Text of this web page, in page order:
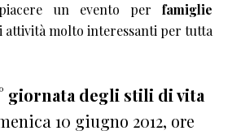
un evento per famiglie
attività molto interessanti per tutta
giornata degli stili di vita
10 giugno 2012, ore